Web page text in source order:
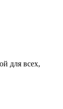
для всех,